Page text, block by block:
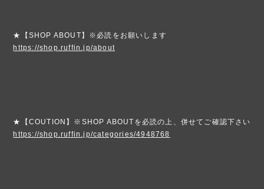
★【SHOP ABOUT】※必読をお願いします
https://shop.ruffin.jp/about
★【COUTION】※SHOP ABOUTを必読の上、併せてご確認下さい
https://shop.ruffin.jp/categories/4948768